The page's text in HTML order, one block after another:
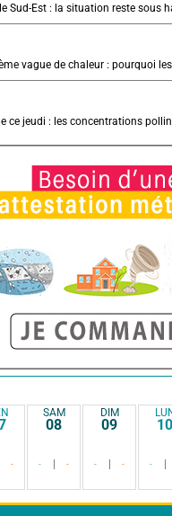
Sud-Est : la situation reste sous
-
SAM
08
- -
DIM
09
- -
10
-